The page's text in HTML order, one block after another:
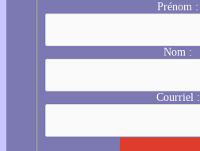
Prénom :
Nom :
Courriel :